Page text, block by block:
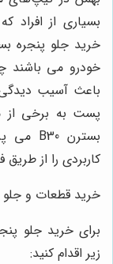
بسیاری از افراد
خرید جلو پنجره
خودرو می باشند
باعث آسیب
پست به برخی از
بسترن B30 می
کاربردی را از
خرید قطعات و جلو
برای خرید جلو
زیر اقدام کنید: